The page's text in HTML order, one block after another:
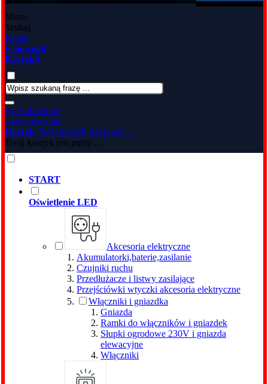
Menu
Szukaj
Konto
Schowek0
Koszyk0
wyszukiwanie
zaawansowane
Koszyk Twój koszyk jest pusty ...
Twój koszyk jest pusty ...
START
Oświetlenie LED
Akcesoria elektryczne
Akumulatorki,baterie,zasilanie
Czujniki ruchu
Przedłużacze i listwy zasilające
Przejściówki wtyczki akcesoria elektryczne
Włączniki i gniazdka
Gniazda
Ramki do włączników i gniazdek
Słupki ogrodowe 230V i gniazda
elewacyjne
Włączniki